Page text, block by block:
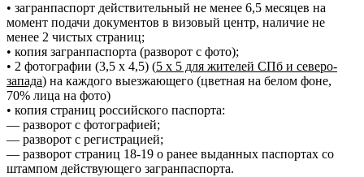
• загранпаспорт действительный не менее 6,5 месяцев на
момент подачи документов в визовый центр, наличие не
менее 2 чистых страниц;
• копия загранпаспорта (разворот с фото);
• 2 фотографии (3,5 х 4,5) (5 х 5 для жителей СПб и северо-
запада) на каждого выезжающего (цветная на белом фоне,
70% лица на фото)
• копия страниц российского паспорта:
— разворот с фотографией;
— разворот с регистрацией;
— разворот страниц 18-19 о ранее выданных паспортах со
штампом действующего загранпаспорта.